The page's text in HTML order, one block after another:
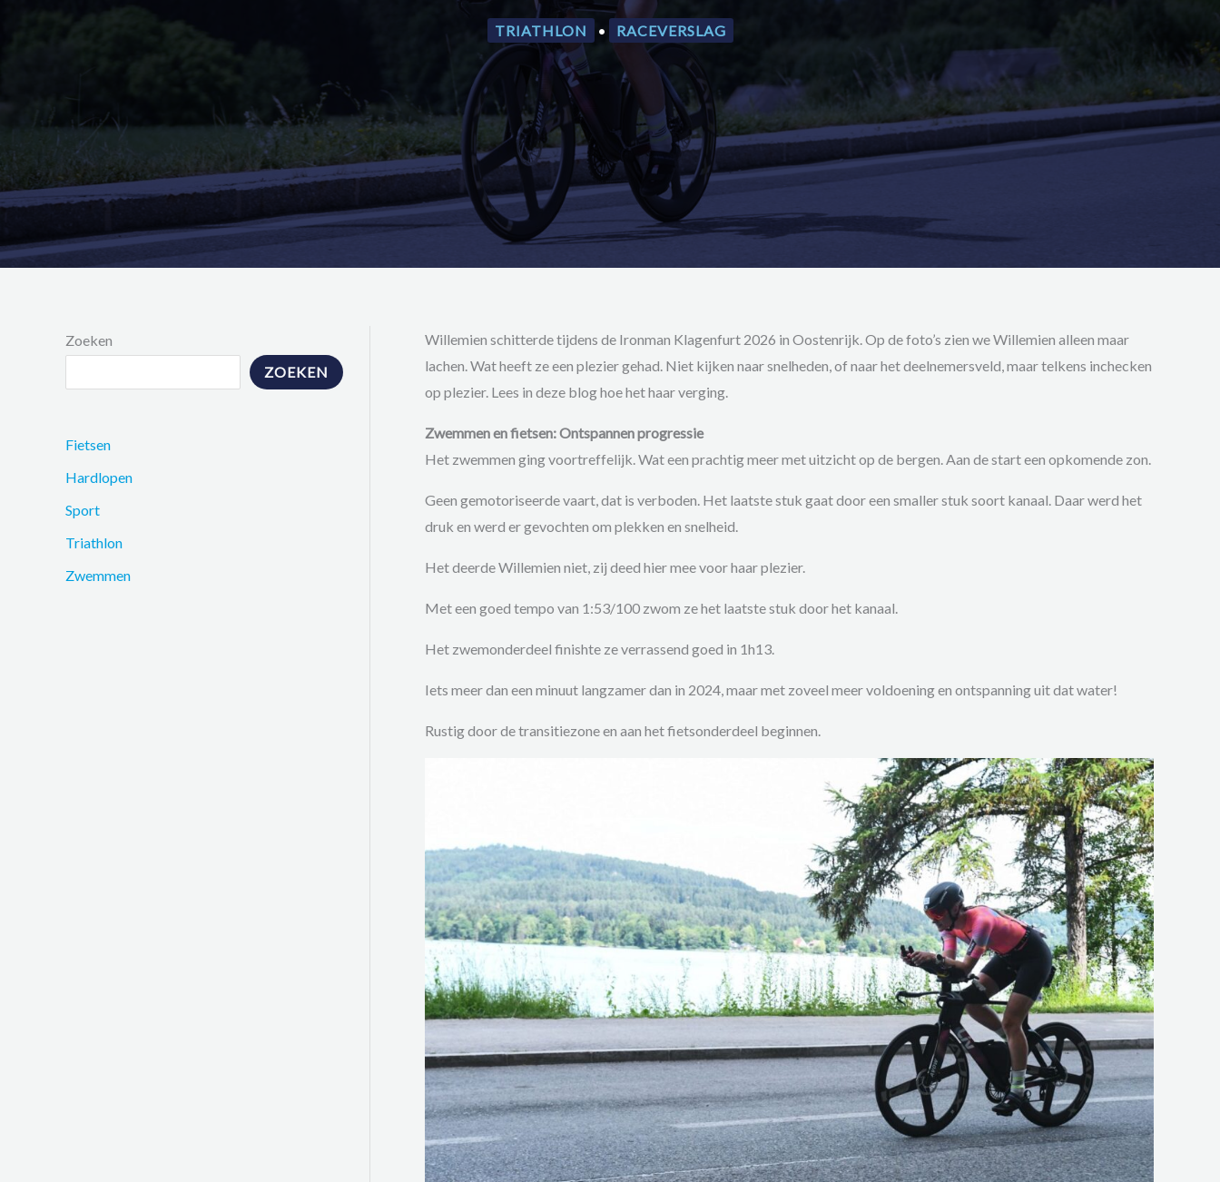
TRIATHLON • RACEVERSLAG
Zoeken
ZOEKEN
Fietsen
Hardlopen
Sport
Triathlon
Zwemmen
Willemien schitterde tijdens de Ironman Klagenfurt 2026 in Oostenrijk. Op de foto’s zien we Willemien alleen maar
lachen. Wat heeft ze een plezier gehad. Niet kijken naar snelheden, of naar het deelnemersveld, maar telkens inchecken
op plezier. Lees in deze blog hoe het haar verging.
Zwemmen en fietsen: Ontspannen progressie
Het zwemmen ging voortreffelijk. Wat een prachtig meer met uitzicht op de bergen. Aan de start een opkomende zon.
Geen gemotoriseerde vaart, dat is verboden. Het laatste stuk gaat door een smaller stuk soort kanaal. Daar werd het
druk en werd er gevochten om plekken en snelheid.
Het deerde Willemien niet, zij deed hier mee voor haar plezier.
Met een goed tempo van 1:53/100 zwom ze het laatste stuk door het kanaal.
Het zwemonderdeel finishte ze verrassend goed in 1h13.
Iets meer dan een minuut langzamer dan in 2024, maar met zoveel meer voldoening en ontspanning uit dat water!
Rustig door de transitiezone en aan het fietsonderdeel beginnen.